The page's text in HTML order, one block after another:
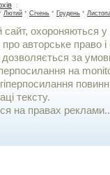
:
Лютий * Січень * Грудень *
охороняються у
авторське право і
за
на
тексту.
на правах реклами..